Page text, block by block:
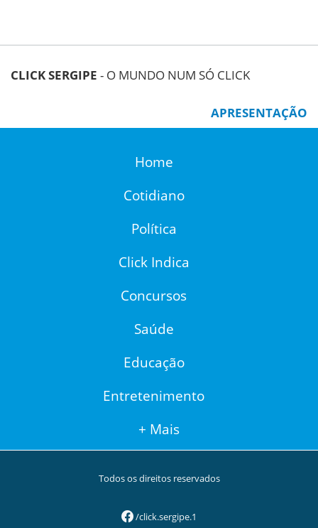
CLICK SERGIPE - O MUNDO NUM SÓ CLICK
APRESENTAÇÃO
Home
Cotidiano
Política
Click Indica
Concursos
Saúde
Educação
Entretenimento
+ Mais
Todos os direitos reservados
/click.sergipe.1